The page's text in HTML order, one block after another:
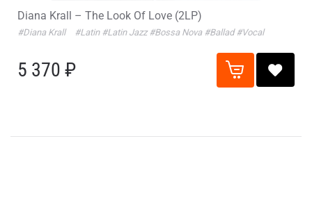
Diana Krall – The Look Of Love (2LP)
#Diana Krall #Latin #Latin Jazz #Bossa Nova #Ballad #Vocal
5 370 ₽